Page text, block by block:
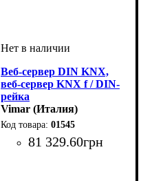
Веб-сервер DIN KNX,
веб-сервер KNX f / DIN-
рейка
Vimar (Италия)
01545
81 329.60грн